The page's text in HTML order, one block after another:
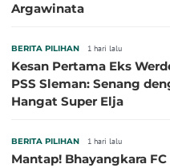
Argawinata
BERITA PILIHAN 1 hari lalu
Kesan Pertama Eks
PSS Sleman: Senang
Hangat Super Elja
BERITA PILIHAN 1 hari lalu
Mantap! Bhayangkara FC